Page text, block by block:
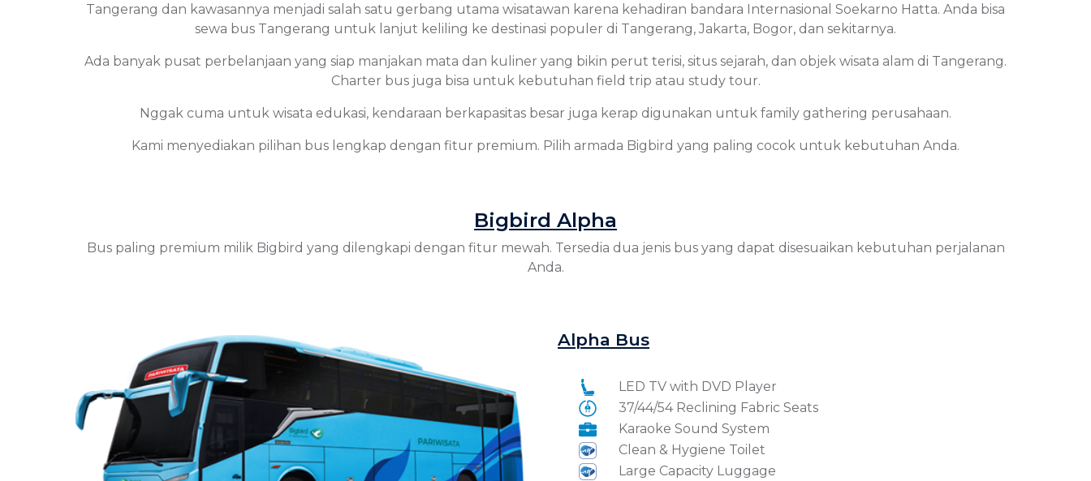
Tangerang dan kawasannya menjadi salah satu gerbang utama wisatawan karena kehadiran bandara Internasional Soekarno Hatta. Anda bisa
sewa bus Tangerang untuk lanjut keliling ke destinasi populer di Tangerang, Jakarta, Bogor, dan sekitarnya.
Ada banyak pusat perbelanjaan yang siap manjakan mata dan kuliner yang bikin perut terisi, situs sejarah, dan objek wisata alam di Tangerang.
Charter bus juga bisa untuk kebutuhan field trip atau study tour.
Nggak cuma untuk wisata edukasi, kendaraan berkapasitas besar juga kerap digunakan untuk family gathering perusahaan.
Kami menyediakan pilihan bus lengkap dengan fitur premium. Pilih armada Bigbird yang paling cocok untuk kebutuhan Anda.
Bigbird Alpha
Bus paling premium milik Bigbird yang dilengkapi dengan fitur mewah. Tersedia dua jenis bus yang dapat disesuaikan kebutuhan perjalanan
Anda.
Alpha Bus
LED TV with DVD Player
37/44/54 Reclining Fabric Seats
Karaoke Sound System
Clean & Hygiene Toilet
Large Capacity Luggage